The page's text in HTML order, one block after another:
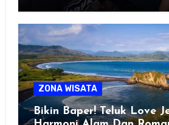
ZONA WISATA
Bikin Baper! Teluk Love